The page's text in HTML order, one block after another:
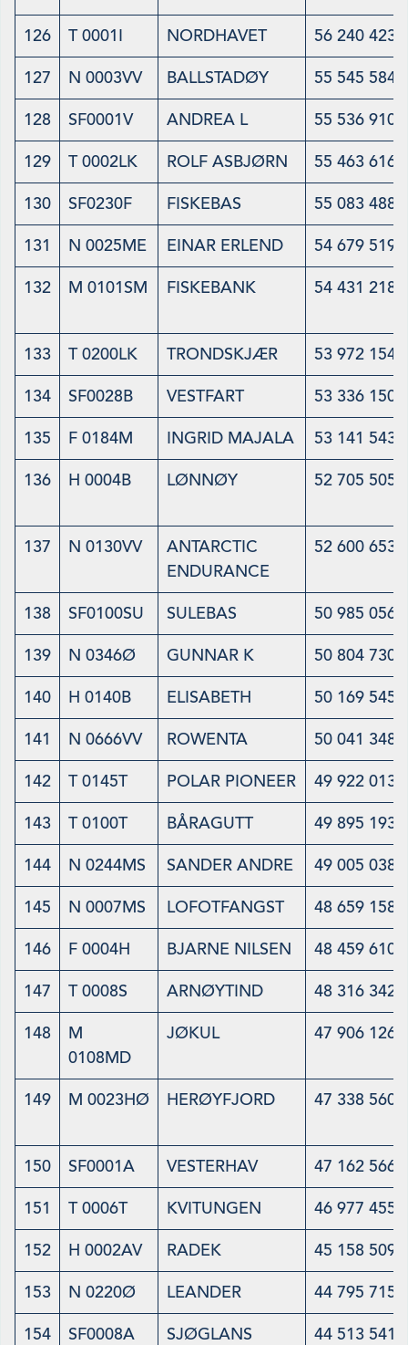
126 T 0001I NORDHAVET 56 240 423
127 N 0003VV BALLSTADØY 55 545 584
128 SF0001V ANDREA L 55 536 910
129 T 0002LK ROLF ASBJØRN 55 463 616
130 SF0230F FISKEBAS 55 083 488
131 N 0025ME EINAR ERLEND 54 679 519
132 M 0101SM FISKEBANK 54 431 218
133 T 0200LK TRONDSKJÆR 53 972 154
134 SF0028B VESTFART 53 336 150
135 F 0184M INGRID MAJALA 53 141 543
136 H 0004B LØNNØY 52 705 505
137 N 0130VV
ANTARCTIC
ENDURANCE
52 600 653
138 SF0100SU SULEBAS 50 985 056
139 N 0346Ø GUNNAR K 50 804 730
140 H 0140B ELISABETH 50 169 545
141 N 0666VV ROWENTA 50 041 348
142 T 0145T POLAR PIONEER 49 922 013
143 T 0100T BÅRAGUTT 49 895 193
144 N 0244MS SANDER ANDRE 49 005 038
145 N 0007MS LOFOTFANGST 48 659 158
146 F 0004H BJARNE NILSEN 48 459 610
147 T 0008S ARNØYTIND 48 316 342
148
M
0108MD
JØKUL 47 906 126
149 M 0023HØ HERØYFJORD 47 338 560
150 SF0001A VESTERHAV 47 162 566
151 T 0006T KVITUNGEN 46 977 455
152 H 0002AV RADEK 45 158 509
153 N 0220Ø LEANDER 44 795 715
154 SF0008A SJØGLANS 44 513 541